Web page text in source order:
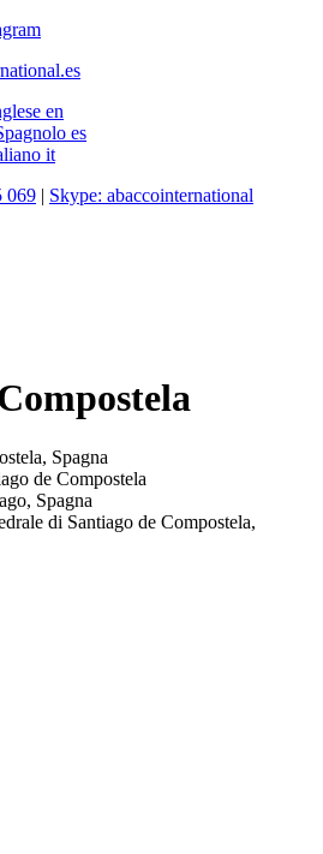
en
es
it
069 | Skype: abaccointernational